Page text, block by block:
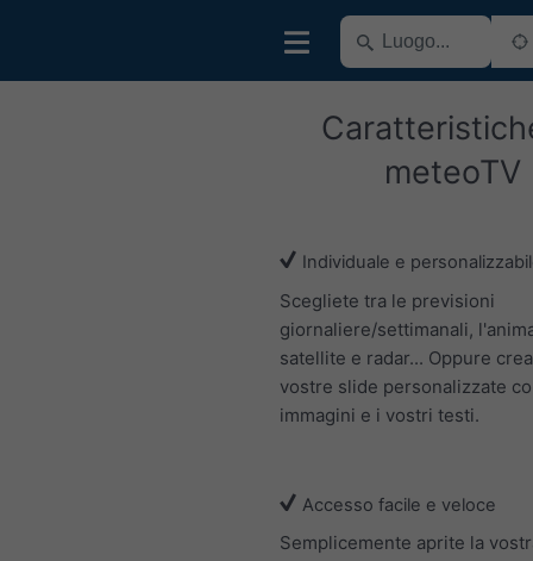
meteoTV
Individuale e
Scegliete tra le previsioni
giornaliere/settimanali,
satellite e radar... Oppure
vostre slide personalizzate
immagini e i vostri testi.
Accesso facile e veloce
Semplicemente aprite la